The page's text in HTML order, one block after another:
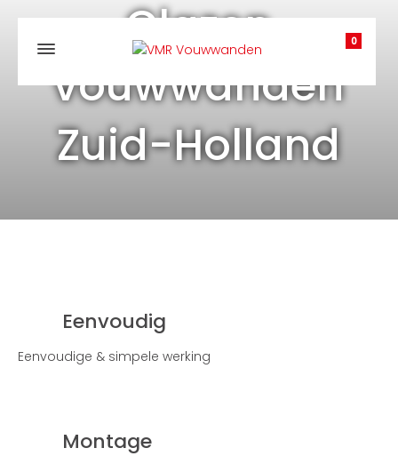
0
Glazen
vouwwanden
Zuid-Holland
Eenvoudig
Eenvoudige & simpele werking
Montage